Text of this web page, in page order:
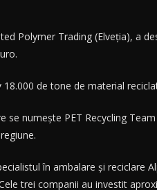
Polymer Trading (Elveţia), a
de tone de material
numeşte PET Recycling
în ambalare şi reciclare
trei companii au investit